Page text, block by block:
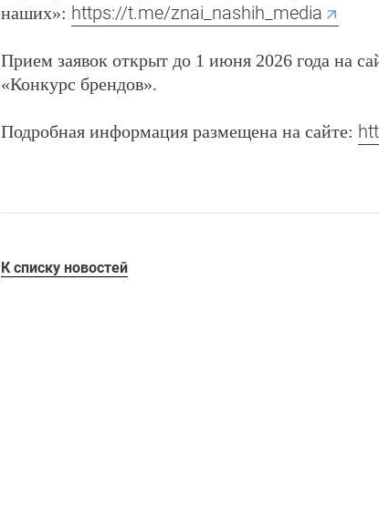
наших»: https://t.me/znai_nashih_media
Прием заявок открыт до 1 июня 2026 года на
«Конкурс брендов».
Подробная информация размещена на сайте:
К списку новостей